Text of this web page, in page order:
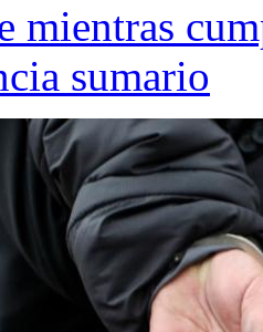
mientras
sumario